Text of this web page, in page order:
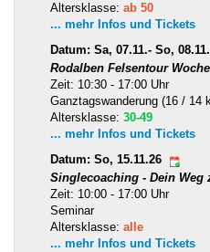
Altersklasse: ab 50
... mehr Infos und Tickets
Datum: Sa, 07.11.- So,
Rodalben Felsentour
Zeit: 10:30 - 17:00 Uhr
Ganztagswanderung (16 / 14
Altersklasse: 30-49
... mehr Infos und Tickets
Datum: So, 15.11.26
Singlecoaching - Dein Weg
Zeit: 10:00 - 17:00 Uhr
Seminar
Altersklasse: alle
... mehr Infos und Tickets